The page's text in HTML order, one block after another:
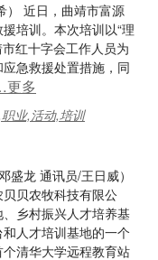
） 近日，曲靖市富源
培训。本次培训以“理
红十字会工作人员为
急救援处置措施，同
多
业,活动,培训
龙 通讯员/王日威）
贝农牧科技有限公
乡村振兴人才培养基
人才培训基地的一个
清华大学远程教育站